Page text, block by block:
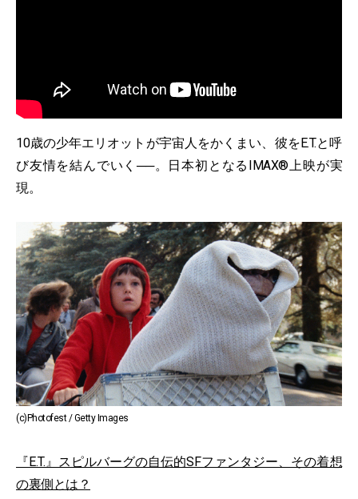
10歳の少年エリオットが宇宙人をかくまい、彼をE.T.と呼
び友情を結んでいく──。日本初となるIMAX®上映が実
現。
(c)Photofest / Getty Images
『E.T.』スピルバーグの自伝的SFファンタジー、その着想
の裏側とは？